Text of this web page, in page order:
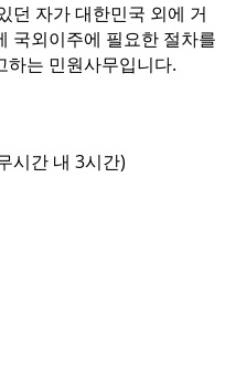
던 자가 대한민국 외에 거
국외이주에 필요한 절차를
하는 민원사무입니다.
시간 내 3시간)